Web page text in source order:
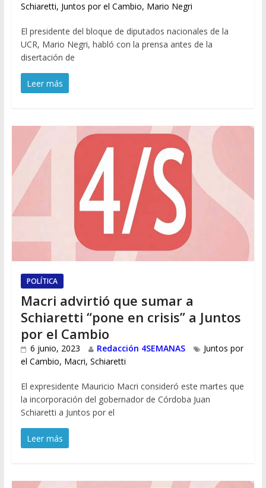
Schiaretti, Juntos por el Cambio, Mario Negri
El presidente del bloque de diputados nacionales de la
UCR, Mario Negri, habló con la prensa antes de la
disertación de
Leer más
POLÍTICA
Macri advirtió que sumar a
Schiaretti “pone en crisis” a Juntos
por el Cambio
6 junio, 2023 Redacción 4SEMANAS
Juntos por
el Cambio, Macri, Schiaretti
El expresidente Mauricio Macri consideró este martes que
la incorporación del gobernador de Córdoba Juan
Schiaretti a Juntos por el
Leer más